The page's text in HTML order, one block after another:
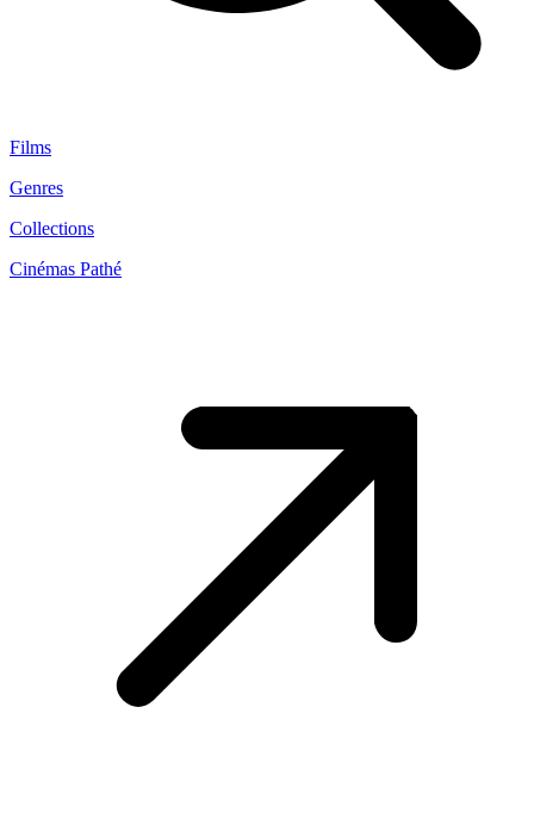
Films
Genres
Collections
Cinémas Pathé